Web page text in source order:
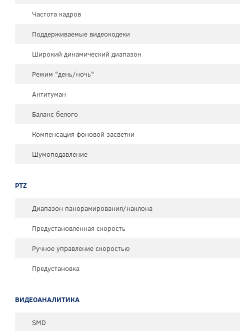
Частота кадров
Поддерживаемые видеокодеки
Широкий динамический диапазон
Режим "день/ночь"
Антитуман
Баланс белого
Компенсация фоновой засветки
Шумоподавление
PTZ
Диапазон панорамирования/наклона
Предустановленная скорость
Ручное управление скоростью
Предустановка
ВИДЕОАНАЛИТИКА
SMD